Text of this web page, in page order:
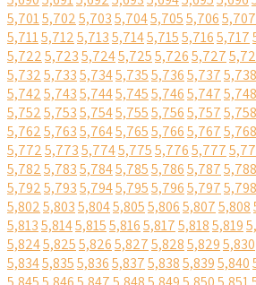
5,7015,7025,7035,7045,7055,7065,707
5,7115,7125,7135,7145,7155,7165,717
5,7225,7235,7245,7255,7265,727
5,7325,7335,7345,7355,7365,7375,738
5,7425,7435,7445,7455,7465,7475,748
5,7525,7535,7545,7555,7565,7575,758
5,7625,7635,7645,7655,7665,7675,768
5,7725,7735,7745,7755,7765,777
5,7825,7835,7845,7855,7865,7875,788
5,7925,7935,7945,7955,7965,7975,798
5,8025,8035,8045,8055,8065,8075,808
5,8135,8145,8155,8165,8175,8185,819
5,8245,8255,8265,8275,8285,8295,830
5,8345,8355,8365,8375,8385,8395,840